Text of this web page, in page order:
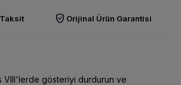
verified_user Orijinal Ürün Garantisi
VIII'lerde gösteriyi durdurun ve